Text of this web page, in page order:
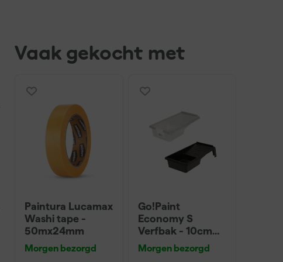
Vaak gekocht met
Paintura Lucamax
Washi tape -
50mx24mm
Morgen bezorgd
Go!Paint
Economy S
Verfbak - 10cm
Roller - 15 x 32 cm
+ 5 inzetbakken
Morgen bezorgd